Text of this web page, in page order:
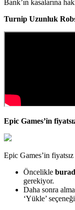
Bank’ın kasalarına
Turnip Uzunluk
Epic Games’in
Epic Games’in
Öncelikle
gerekiyor.
Daha sonra
‘Yükle’